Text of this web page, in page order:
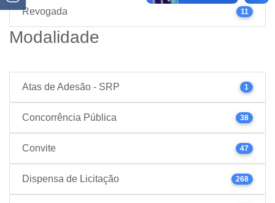
Revogada 11
Modalidade
Atas de Adesão - SRP 1
Concorrência Pública 38
Convite 47
Dispensa de Licitação 268